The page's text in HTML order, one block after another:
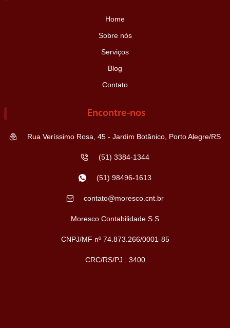
Home
Sobre nós
Serviços
Blog
Contato
Encontre-nos
Rua Veríssimo Rosa, 45 - Jardim Botânico, Porto Alegre/RS
(51) 3384-1344
(51) 98496-1613
contato@moresco.cnt.br
Moresco Contabilidade S.S
CNPJ/MF nº 74.873.266/0001-85
CRC/RS/PJ : 3400